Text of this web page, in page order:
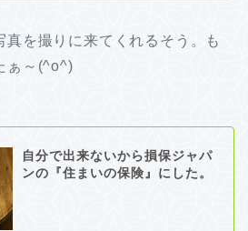
真を撮りに来てくれるそう。も
ぁ～(^o^)
自分で出来ないから損保ジャパ
ンの『住まいの保険』にした。